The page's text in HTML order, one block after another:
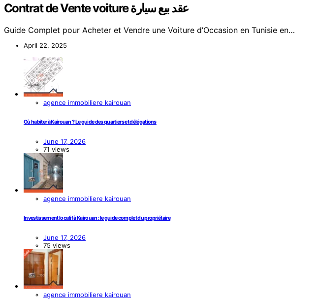
Contrat de Vente voiture عقد بيع سيارة
Guide Complet pour Acheter et Vendre une Voiture d’Occasion en Tunisie en…
April 22, 2025
agence immobiliere kairouan
Où habiter à Kairouan ? Le guide des quartiers et délégations
June 17, 2026
71 views
agence immobiliere kairouan
Investissement locatif à Kairouan : le guide complet du propriétaire
June 17, 2026
75 views
agence immobiliere kairouan